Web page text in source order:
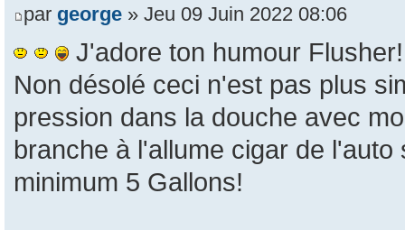
par george » Jeu 09 Juin 2022 08:06
J'adore ton humour
Non désolé ceci n'est pas plus
pression dans la douche avec
branche à l'allume cigar de
minimum 5 Gallons!